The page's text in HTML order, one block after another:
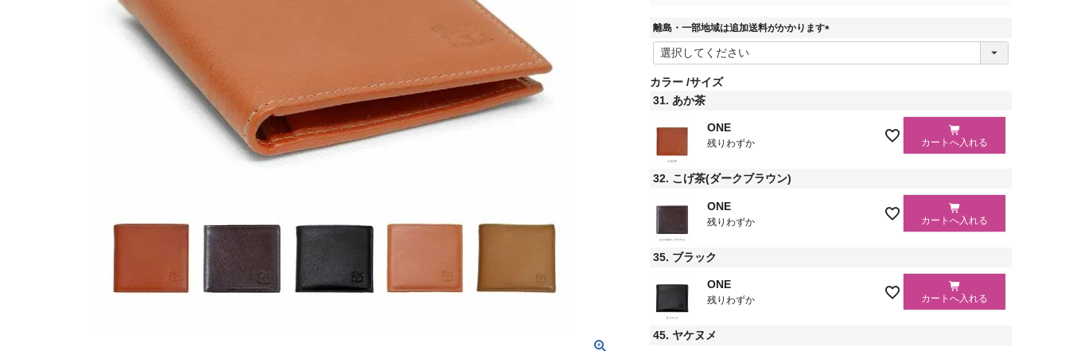
離島・一部地域は追加送料がかかります
(
カラー サイズ
31. あか茶
ONE
残りわずか カートへ入れる
32. こげ茶(ダークブラウン)
ONE
残りわずか カートへ入れる
35. ブラック
ONE
残りわずか カートへ入れる
45. ヤケヌメ